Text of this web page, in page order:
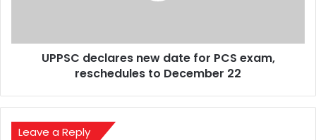
to
DecemberUPPSC declares new date for PCS exam,
reschedules to December 22
Leave a Reply